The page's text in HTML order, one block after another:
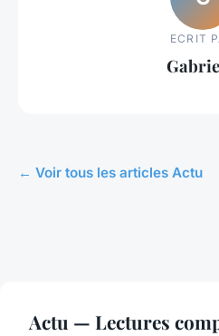
ECRIT
← Voir tous les articles Actu
Actu — Lectures